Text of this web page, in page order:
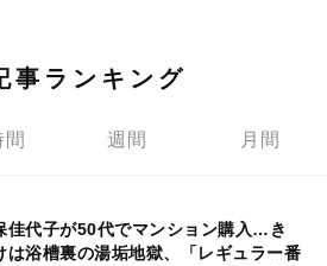
事ランキング
間 週間 月間
佳代子が50代でマンション購入…き
は浴槽裏の湯垢地獄、「レギュラー番